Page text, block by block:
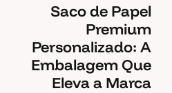
Saco de Papel
Premium
Personalizado: A
Embalagem Que
Eleva a Marca